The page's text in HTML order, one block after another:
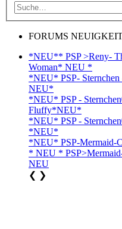
FORUMS
*NEU** PSP >Reny-
Woman* NEU *
*NEU* PSP- Sternchen
NEU*
*NEU* PSP -
Fluffy*NEU*
*NEU* PSP -
*NEU*
*NEU* PSP-Mermaid-
* NEU *
NEU
❮ ❯